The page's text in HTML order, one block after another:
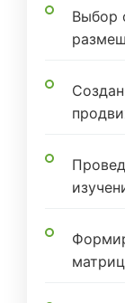
Выбор
матриц